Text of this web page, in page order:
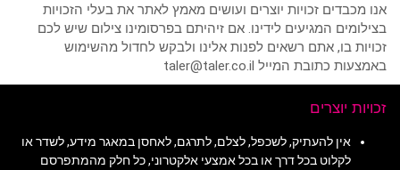
אנו מכבדים זכויות יוצרים ועושים מאמץ לאתר את בעלי הזכויות
בצילומים המגיעים לידינו. אם זיהיתם בפרסומינו צילום שיש לכם
זכויות בו, אתם רשאים לפנות אלינו ולבקש לחדול מהשימוש
באמצעות כתובת המייל taler@taler.co.il
זכויות יוצרים
אין להעתיק, לשכפל, לצלם, לתרגם, לאחסן במאגר מידע, לשדר או
לקלוט בכל דרך או בכל אמצעי אלקטרוני, כל חלק מהמתפרסם